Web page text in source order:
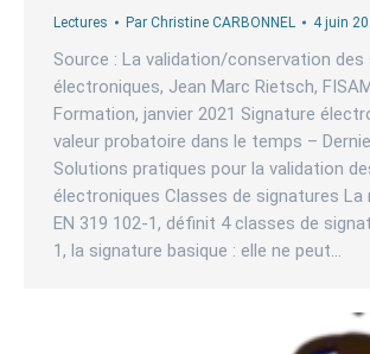
Lectures Par Christine CARBONNEL 4 juin
Source : La validation/conservation des
électroniques, Jean Marc Rietsch,
Formation, janvier 2021 Signature
valeur probatoire dans le temps –
Solutions pratiques pour la validation
électroniques Classes de signatures La
EN 319 102-1, définit 4 classes de
1, la signature basique : elle ne peut…